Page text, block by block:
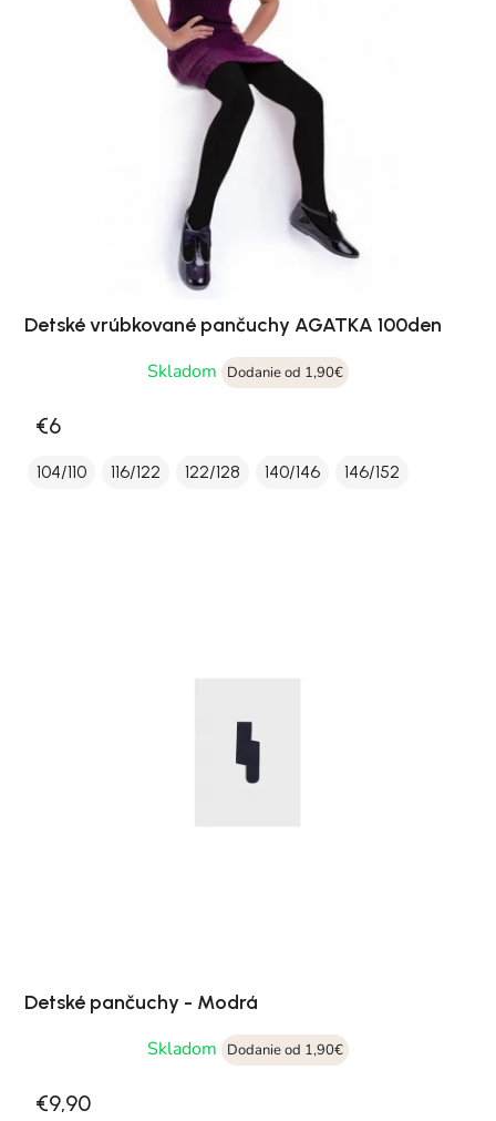
Detské vrúbkované pančuchy AGATKA 100den
Skladom
Dodanie od 1,90€
€6
104/110 116/122 122/128 140/146 146/152
Detské pančuchy - Modrá
Skladom
Dodanie od 1,90€
€9,90